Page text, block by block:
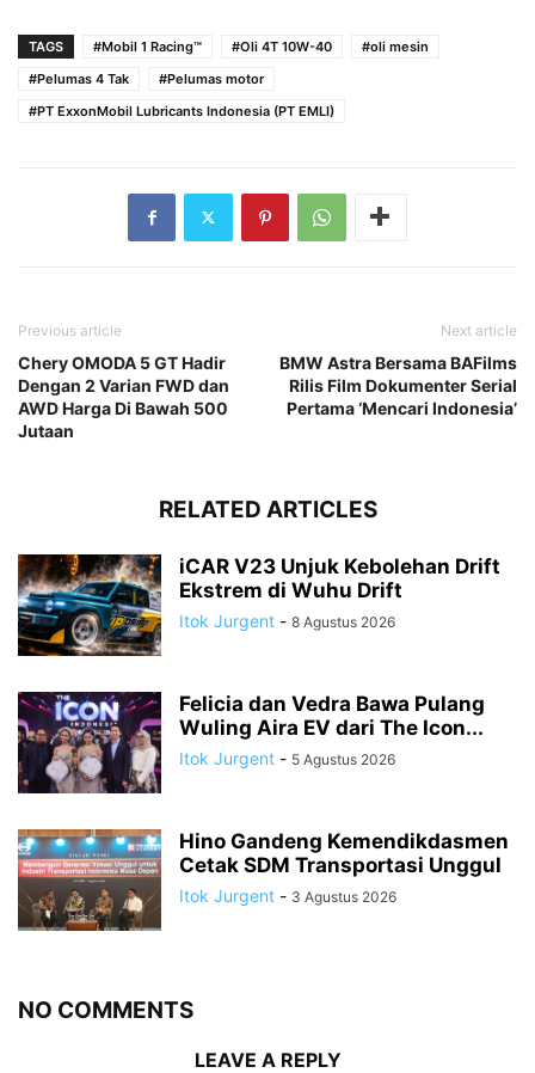
TAGS #Mobil 1 Racing™ #Oli 4T 10W-40
#oli mesin
#Pelumas 4 Tak
#Pelumas motor
#PT ExxonMobil Lubricants Indonesia (PT EMLI)
Previous article
Chery OMODA 5 GT Hadir
Dengan 2 Varian FWD dan
AWD Harga Di Bawah 500
Jutaan
Next article
BMW Astra Bersama BAFilms
Rilis Film Dokumenter Serial
Pertama ‘Mencari Indonesia’
RELATED ARTICLES
iCAR V23 Unjuk Kebolehan Drift
Ekstrem di Wuhu Drift
Itok Jurgent - 8 Agustus 2026
Felicia dan Vedra Bawa Pulang
Wuling Aira EV dari The Icon...
Itok Jurgent - 5 Agustus 2026
Hino Gandeng Kemendikdasmen
Cetak SDM Transportasi Unggul
Itok Jurgent - 3 Agustus 2026
NO COMMENTS
LEAVE A REPLY